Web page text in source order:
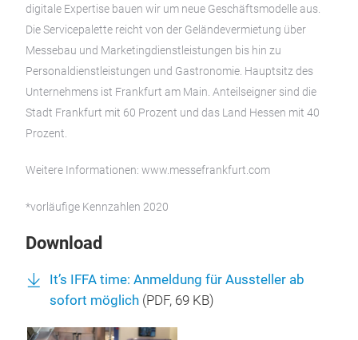
digitale Expertise bauen wir um neue Geschäftsmodelle aus.
Die Servicepalette reicht von der Geländevermietung über
Messebau und Marketingdienstleistungen bis hin zu
Personaldienstleistungen und Gastronomie. Hauptsitz des
Unternehmens ist Frankfurt am Main. Anteilseigner sind die
Stadt Frankfurt mit 60 Prozent und das Land Hessen mit 40
Prozent.
Weitere Informationen: www.messefrankfurt.com
*vorläufige Kennzahlen 2020
Download
It’s IFFA time: Anmeldung für Aussteller ab
sofort möglich (PDF, 69 KB)